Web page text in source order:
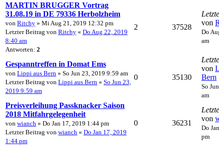
MARTIN BRUGGER Vortrag
31.08.19 in DE 79336 Herbolzheim
von Ritchy » Mi Aug 21, 2019 12:32 pm
Letzter Beitrag von Ritchy « Do Aug 22, 2019
8:40 am
Antworten: 2
2 37528
von
Do
am
Gespanntreffen in Domat Ems
von Lippi aus Bern » So Jun 23, 2019 9:59 am
Letzter Beitrag von Lippi aus Bern « So Jun 23,
2019 9:59 am
0 35130
von
Bern
So
am
Preisverleihung Passknacker Saison
2018 Mitfahrgelegenheit
von wianch » Do Jan 17, 2019 1:44 pm
Letzter Beitrag von wianch « Do Jan 17, 2019
1:44 pm
0 36231
von
Do
pm